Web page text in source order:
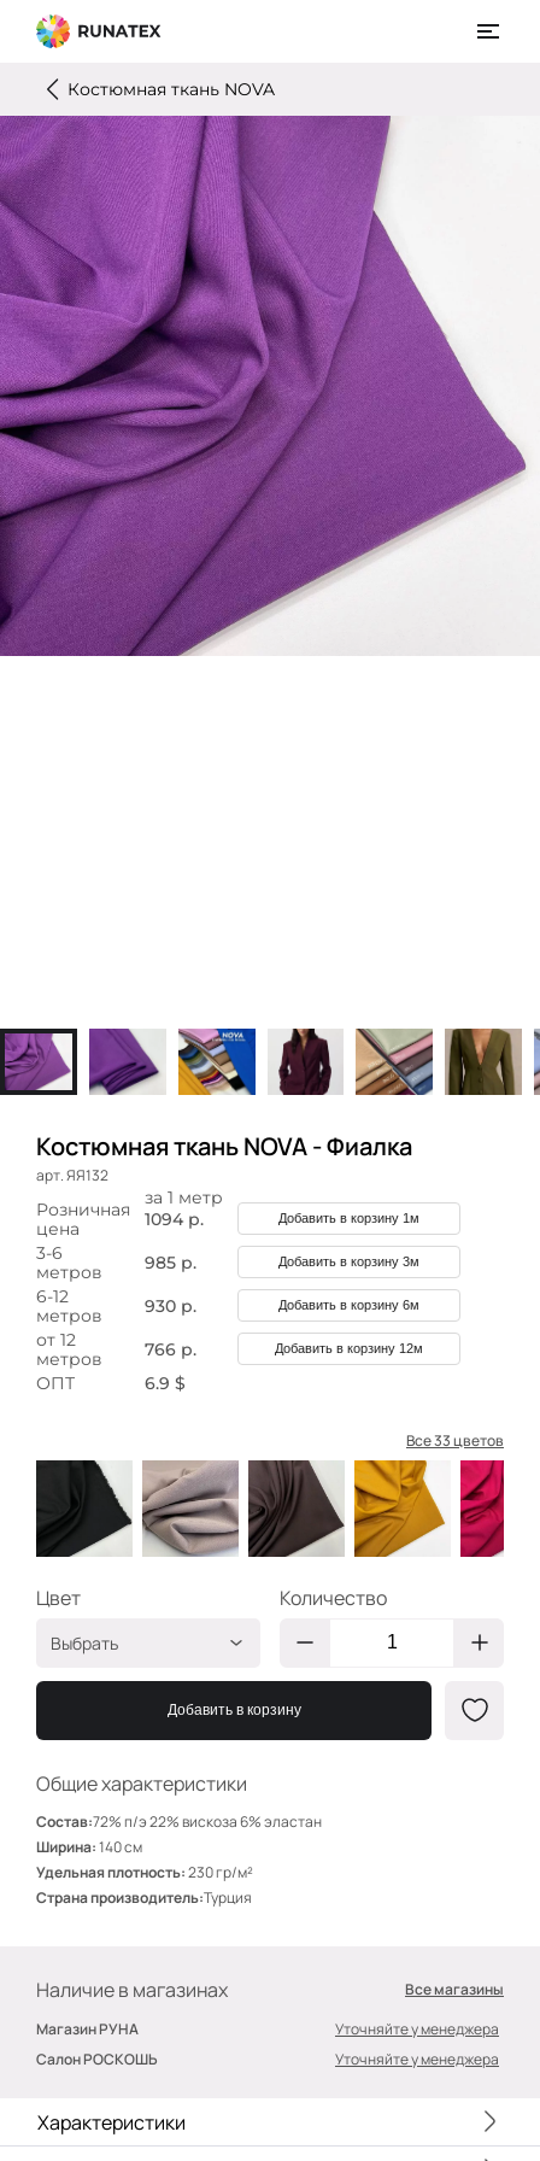
Костюмная ткань NOVA
Костюмная ткань NOVA - Фиалка
арт. ЯЯ132
Общие характеристики
Состав:72% п/э 22% вискоза 6% эластан
Ширина:140 см
Удельная плотность:230 гр/м²
Страна производитель:Турция
за 1 метр
Розничная
цена
1094 р. Добавить в корзину 1м
3-6
метров
985 р. Добавить в корзину 3м
6-12
метров
930 р. Добавить в корзину 6м
от 12
метров
766 р. Добавить в корзину 12м
ОПТ 6.9 $
Все 33 цветов
Наличие в магазинах
Все магазины
Магазин РУНА
Уточняйте у менеджера
Салон РОСКОШЬ
Уточняйте у менеджера
Цвет
Выбрать
Черный
ЯЯ113
Розово-серый
ЯЯ116
Горчица
Фуксия
Карамель
Кэмел
Небесно-голубой
Пудра
Количество
Добавить в корзину
Характеристики